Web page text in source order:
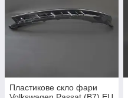
Пластикове скло фари